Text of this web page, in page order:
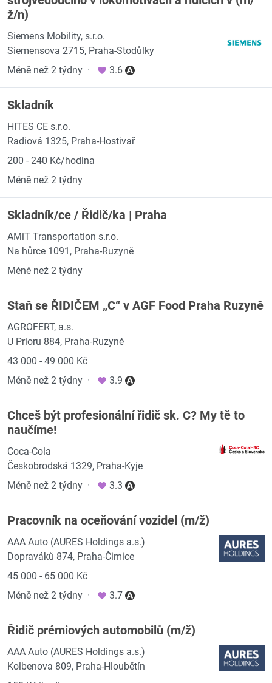
ž/n)
Siemens Mobility, s.r.o.
Siemensova 2715, Praha-Stodůlky
Méně než 2 týdny · 3.6
Skladník
HITES CE s.r.o.
Radiová 1325, Praha-Hostivař
200 - 240 Kč/hodina
Méně než 2 týdny
Skladník/ce / Řidič/ka | Praha
AMiT Transportation s.r.o.
Na hůrce 1091, Praha-Ruzyně
Méně než 2 týdny
Staň se ŘIDIČEM „C“ v AGF Food Praha Ruzyně
AGROFERT, a.s.
U Prioru 884, Praha-Ruzyně
43 000 - 49 000 Kč
Méně než 2 týdny · 3.9
Chceš být profesionální řidič sk. C? My tě to
naučíme!
Coca-Cola
Českobrodská 1329, Praha-Kyje
Méně než 2 týdny · 3.3
Pracovník na oceňování vozidel (m/ž)
AAA Auto (AURES Holdings a.s.)
Dopraváků 874, Praha-Čimice
45 000 - 65 000 Kč
Méně než 2 týdny · 3.7
Řidič prémiových automobilů (m/ž)
AAA Auto (AURES Holdings a.s.)
Kolbenova 809, Praha-Hloubětín